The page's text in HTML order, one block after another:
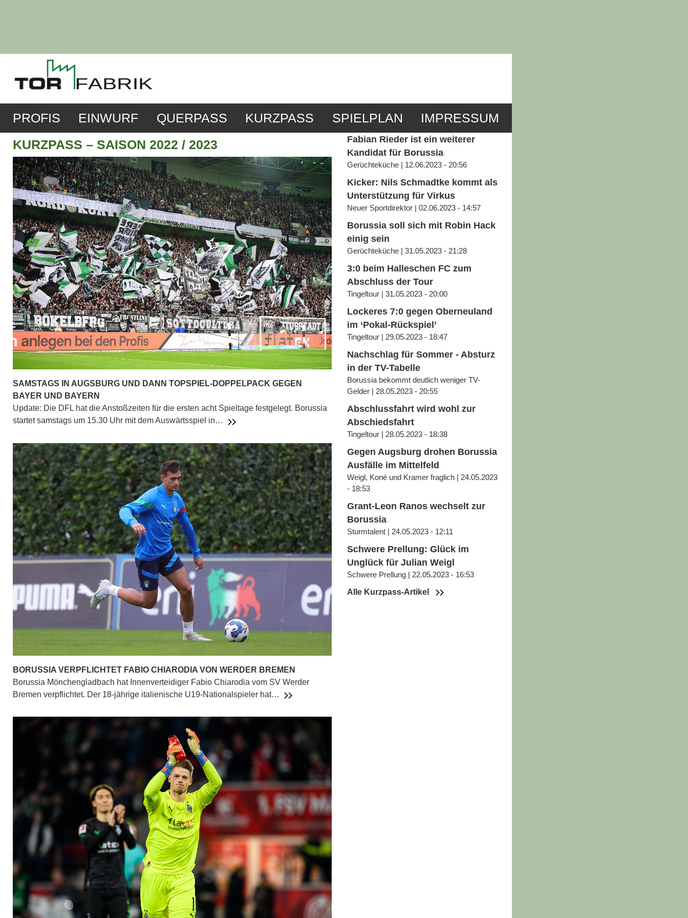
PROFIS EINWURF QUERPASS KURZPASS SPIELPLAN
IMPRESSUM
KURZPASS – SAISON 2022 / 2023
SAMSTAGS IN AUGSBURG UND DANN TOPSPIEL-DOPPELPACK GEGEN
BAYER UND BAYERN
Update: Die DFL hat die Anstoßzeiten für die ersten acht Spieltage festgelegt. Borussia
startet samstags um 15.30 Uhr mit dem Auswärtsspiel in…
BORUSSIA VERPFLICHTET FABIO CHIARODIA VON WERDER BREMEN
Borussia Mönchengladbach hat Innenverteidiger Fabio Chiarodia vom SV Werder
Bremen verpflichtet. Der 18-jährige italienische U19-Nationalspieler hat…
Fabian Rieder ist ein weiterer
Kandidat für Borussia
Gerüchteküche | 12.06.2023 - 20:56
Kicker: Nils Schmadtke kommt als
Unterstützung für Virkus
Neuer Sportdirektor | 02.06.2023 - 14:57
Borussia soll sich mit Robin Hack
einig sein
Gerüchteküche | 31.05.2023 - 21:28
3:0 beim Halleschen FC zum
Abschluss der Tour
Tingeltour | 31.05.2023 - 20:00
Lockeres 7:0 gegen Oberneuland
im ‘Pokal-Rückspiel’
Tingeltour | 29.05.2023 - 18:47
Nachschlag für Sommer - Absturz
in der TV-Tabelle
Borussia bekommt deutlich weniger TV-
Gelder | 28.05.2023 - 20:55
Abschlussfahrt wird wohl zur
Abschiedsfahrt
Tingeltour | 28.05.2023 - 18:38
Gegen Augsburg drohen Borussia
Ausfälle im Mittelfeld
Weigl, Koné und Kramer fraglich | 24.05.2023
- 18:53
Grant-Leon Ranos wechselt zur
Borussia
Sturmtalent | 24.05.2023 - 12:11
Schwere Prellung: Glück im
Unglück für Julian Weigl
Schwere Prellung | 22.05.2023 - 16:53
Alle Kurzpass-Artikel